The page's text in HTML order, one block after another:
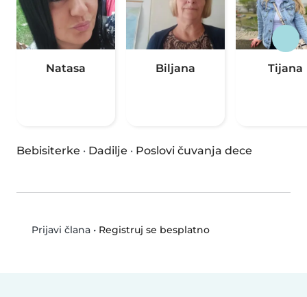
Natasa Biljana Tijana
Bebisiterke · Dadilje · Poslovi čuvanja dece
Prijavi člana• Registruj se besplatno